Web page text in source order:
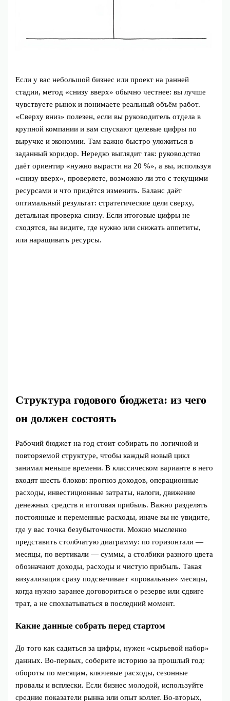
Если у вас небольшой бизнес или проект на ранней
стадии, метод «снизу вверх» обычно честнее: вы лучше
чувствуете рынок и понимаете реальный объём работ.
«Сверху вниз» полезен, если вы руководитель отдела в
крупной компании и вам спускают целевые цифры по
выручке и экономии. Там важно быстро уложиться в
заданный коридор. Нередко выглядит так: руководство
даёт ориентир «нужно вырасти на 20 %», а вы, используя
«снизу вверх», проверяете, возможно ли это с текущими
ресурсами и что придётся изменить. Баланс даёт
оптимальный результат: стратегические цели сверху,
детальная проверка снизу. Если итоговые цифры не
сходятся, вы видите, где нужно или снижать аппетиты,
или наращивать ресурсы.
Структура годового бюджета: из чего
он должен состоять
Рабочий бюджет на год стоит собирать по логичной и
повторяемой структуре, чтобы каждый новый цикл
занимал меньше времени. В классическом варианте в него
входят шесть блоков: прогноз доходов, операционные
расходы, инвестиционные затраты, налоги, движение
денежных средств и итоговая прибыль. Важно разделять
постоянные и переменные расходы, иначе вы не увидите,
где у вас точка безубыточности. Можно мысленно
представить столбчатую диаграмму: по горизонтали —
месяцы, по вертикали — суммы, а столбики разного цвета
обозначают доходы, расходы и чистую прибыль. Такая
визуализация сразу подсвечивает «провальные» месяцы,
когда нужно заранее договориться о резерве или сдвиге
трат, а не спохватываться в последний момент.
Какие данные собрать перед стартом
До того как садиться за цифры, нужен «сырьевой набор»
данных. Во‑первых, соберите историю за прошлый год:
обороты по месяцам, ключевые расходы, сезонные
провалы и всплески. Если бизнес молодой, используйте
средние показатели рынка или опыт коллег. Во‑вторых,